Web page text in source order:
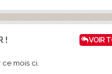
! VOIR
mois ci.